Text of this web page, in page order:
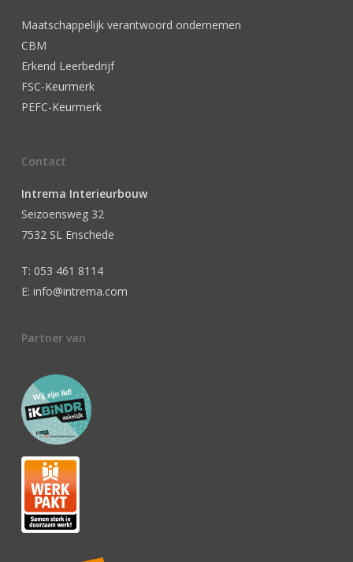
Maatschappelijk verantwoord ondernemen
CBM
Erkend Leerbedrijf
FSC-Keurmerk
PEFC-Keurmerk
Contact
Intrema Interieurbouw
Seizoensweg 32
7532 SL Enschede
T: 053 461 8114
E: info@intrema.com
Partner van